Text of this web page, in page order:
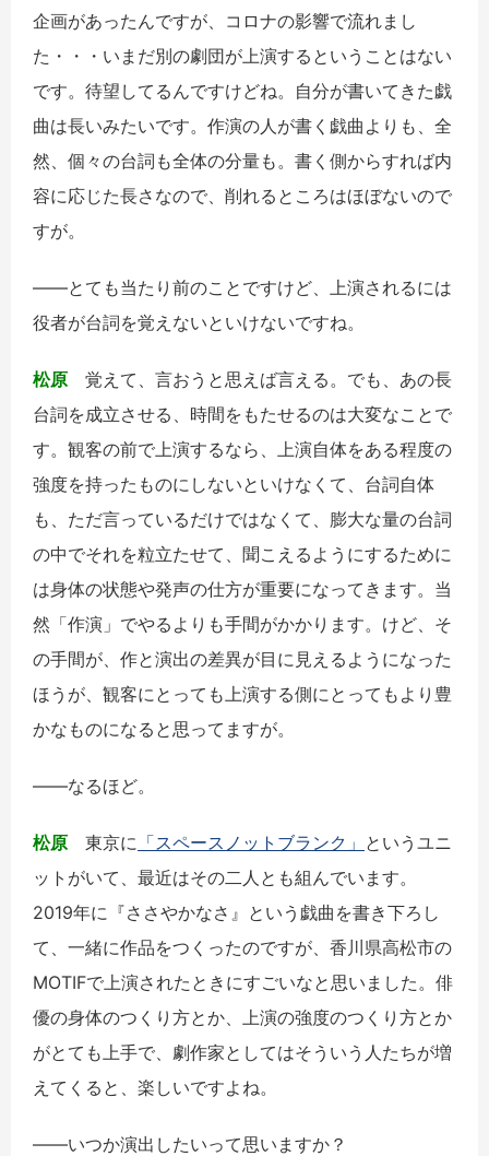
企画があったんですが、コロナの影響で流れまし
た・・・いまだ別の劇団が上演するということはない
です。待望してるんですけどね。自分が書いてきた戯
曲は長いみたいです。作演の人が書く戯曲よりも、全
然、個々の台詞も全体の分量も。書く側からすれば内
容に応じた長さなので、削れるところはほぼないので
すが。
――とても当たり前のことですけど、上演されるには
役者が台詞を覚えないといけないですね。
松原 覚えて、言おうと思えば言える。でも、あの長
台詞を成立させる、時間をもたせるのは大変なことで
す。観客の前で上演するなら、上演自体をある程度の
強度を持ったものにしないといけなくて、台詞自体
も、ただ言っているだけではなくて、膨大な量の台詞
の中でそれを粒立たせて、聞こえるようにするために
は身体の状態や発声の仕方が重要になってきます。当
然「作演」でやるよりも手間がかかります。けど、そ
の手間が、作と演出の差異が目に見えるようになった
ほうが、観客にとっても上演する側にとってもより豊
かなものになると思ってますが。
――なるほど。
松原 東京に 「スペースノットブランク」 というユニ
ットがいて、最近はその二人とも組んでいます。
2019年に『ささやかなさ』という戯曲を書き下ろし
て、一緒に作品をつくったのですが、香川県高松市の
MOTIFで上演されたときにすごいなと思いました。俳
優の身体のつくり方とか、上演の強度のつくり方とか
がとても上手で、劇作家としてはそういう人たちが増
えてくると、楽しいですよね。
――いつか演出したいって思いますか？